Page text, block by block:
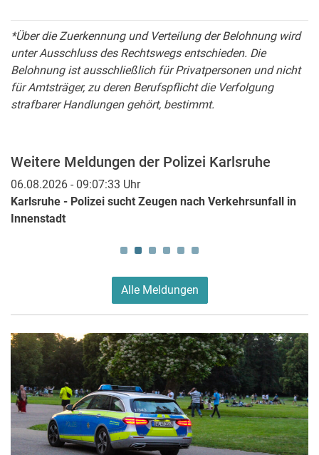
*Über die Zuerkennung und Verteilung der Belohnung wird
unter Ausschluss des Rechtswegs entschieden. Die
Belohnung ist ausschließlich für Privatpersonen und nicht
für Amtsträger, zu deren Berufspflicht die Verfolgung
strafbarer Handlungen gehört, bestimmt.
Weitere Meldungen der Polizei Karlsruhe
06.08.2026 - 09:07:33 Uhr
Karlsruhe - Polizei sucht Zeugen nach Verkehrsunfall in
Innenstadt
Alle Meldungen